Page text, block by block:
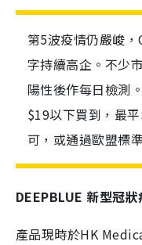
第5波疫情仍嚴峻
字持續高企。不少
陽性後作每日檢測
$19以下買到，最
可，或通過歐盟標
DEEPBLUE 新型冠
產品現時於HK